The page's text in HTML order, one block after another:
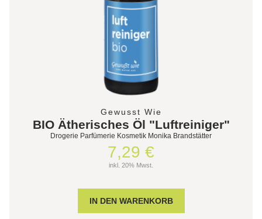
Gewusst Wie
BIO Ätherisches Öl "Luftreiniger"
Drogerie Parfümerie Kosmetik Monika Brandstätter
7,29 €
inkl. 20% Mwst.